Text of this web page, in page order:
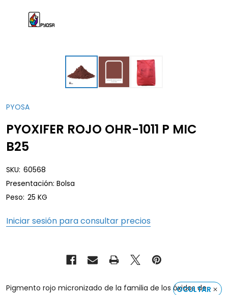
PYOSA
PYOXIFER ROJO OHR-1011 P MIC
B25
SKU: 60568
Presentación: Bolsa
Peso: 25 KG
Iniciar sesión para consultar precios
OCULTAR
Pigmento rojo micronizado de la familia de los óxidos de